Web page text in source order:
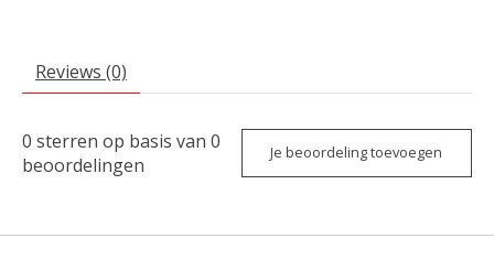
Reviews (0)
0 sterren op basis van 0
beoordelingen
Je beoordeling toevoegen